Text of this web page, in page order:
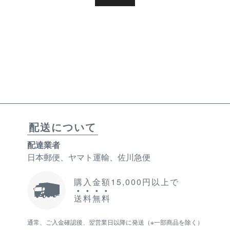
配送について
配達業者
日本郵便、ヤマト運輸、佐川急便
購入金額15,000円以上で
送料無料
通常、ご入金確認後、翌営業日以降に発送（※一部商品を除く）